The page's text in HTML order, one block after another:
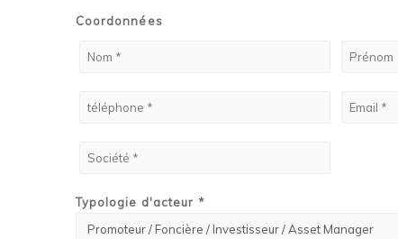
Coordonnées
Typologie d'acteur *